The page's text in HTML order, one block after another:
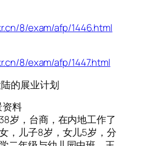
8/exam/afp/1446.html
8/exam/afp/1447.html
的展业计划
资料
岁，台商，在内地工作了
，儿子8岁，女儿5岁，分